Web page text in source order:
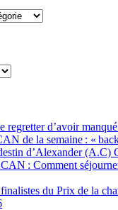
regretter d’avoir
de la semaine : «
d’Alexander (A.C)
: Comment
du Prix de la